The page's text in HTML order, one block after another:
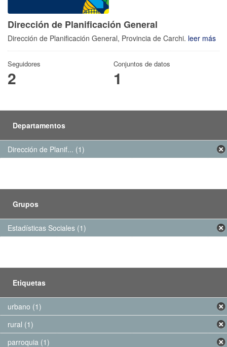
Dirección de Planificación General
Dirección de Planificación General, Provincia de Carchi. leer más
Seguidores
2
Conjuntos de datos
1
Departamentos
Dirección de Planif... (1)
Grupos
Estadísticas Sociales (1)
Etiquetas
urbano (1)
rural (1)
parroquia (1)